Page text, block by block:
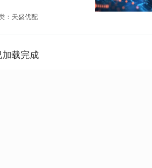
：天盛优配
载完成